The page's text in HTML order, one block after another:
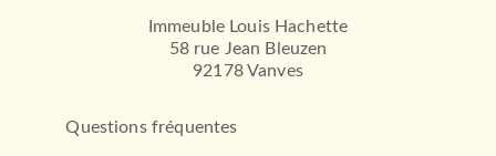
Immeuble Louis Hachette
58 rue Jean Bleuzen
92178 Vanves
Questions fréquentes